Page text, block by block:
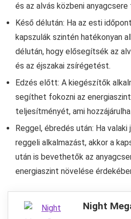
és az alvás közbeni
Késő délután: Ha az esti
kapszulák szintén hatékonyan
délután, hogy elősegítsék az
és az éjszakai zsírégetést.
Edzés előtt: A kiegészítők
segíthet fokozni az
teljesítményét, ami
Reggel, ébredés után: Ha
reggeli alkalmazást, akkor a
után is bevethetők az
energiaszint növelése
Night